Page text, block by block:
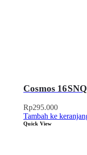
Cosmos
Rp295.000
Tambah ke
Quick View